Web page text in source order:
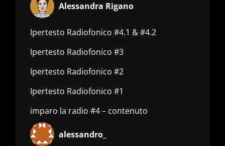
Alessandra Rigano
Ipertesto Radiofonico #4.1 & #4.2
Ipertesto Radiofonico #3
Ipertesto Radiofonico #2
Ipertesto Radiofonico #1
imparo la radio #4 – contenuto
alessandro_